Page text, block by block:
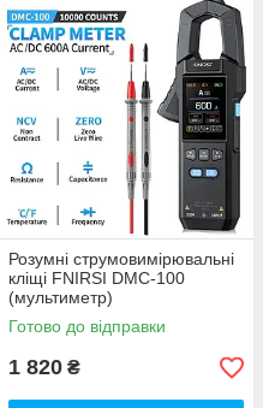
Розумні струмовимірювальні
кліщі FNIRSI DMC-100
(мультиметр)
Готово до відправки
1 820 ₴